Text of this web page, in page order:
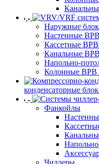
Наружные
Настенные
Кассетные
Канальные
Напольно-
Колонные ВРВ
конденсаторные
Фанкойлы
Чиллеры